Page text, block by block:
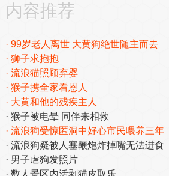
内容推荐
99岁老人离世 大黄狗绝世随主而去
狮子求抱抱
流浪猫照顾弃婴
猴子携全家看恩人
大黄和他的残疾主人
猴子被电晕 同伴来相救
流浪狗受惊匿洞中好心市民喂养三年
流浪狗疑被人塞鞭炮炸掉嘴无法进食
男子虐狗发照片
数人景区内活剥猫皮取乐